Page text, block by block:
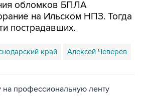
пострадавших.
край Алексей Чеверев
главных новостей сайта